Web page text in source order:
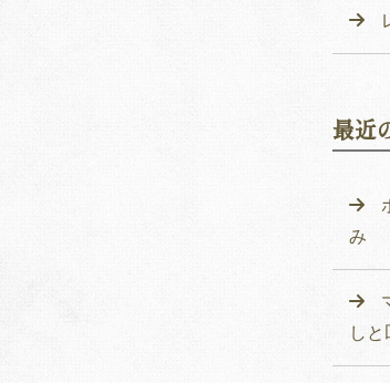
最近
み
しと